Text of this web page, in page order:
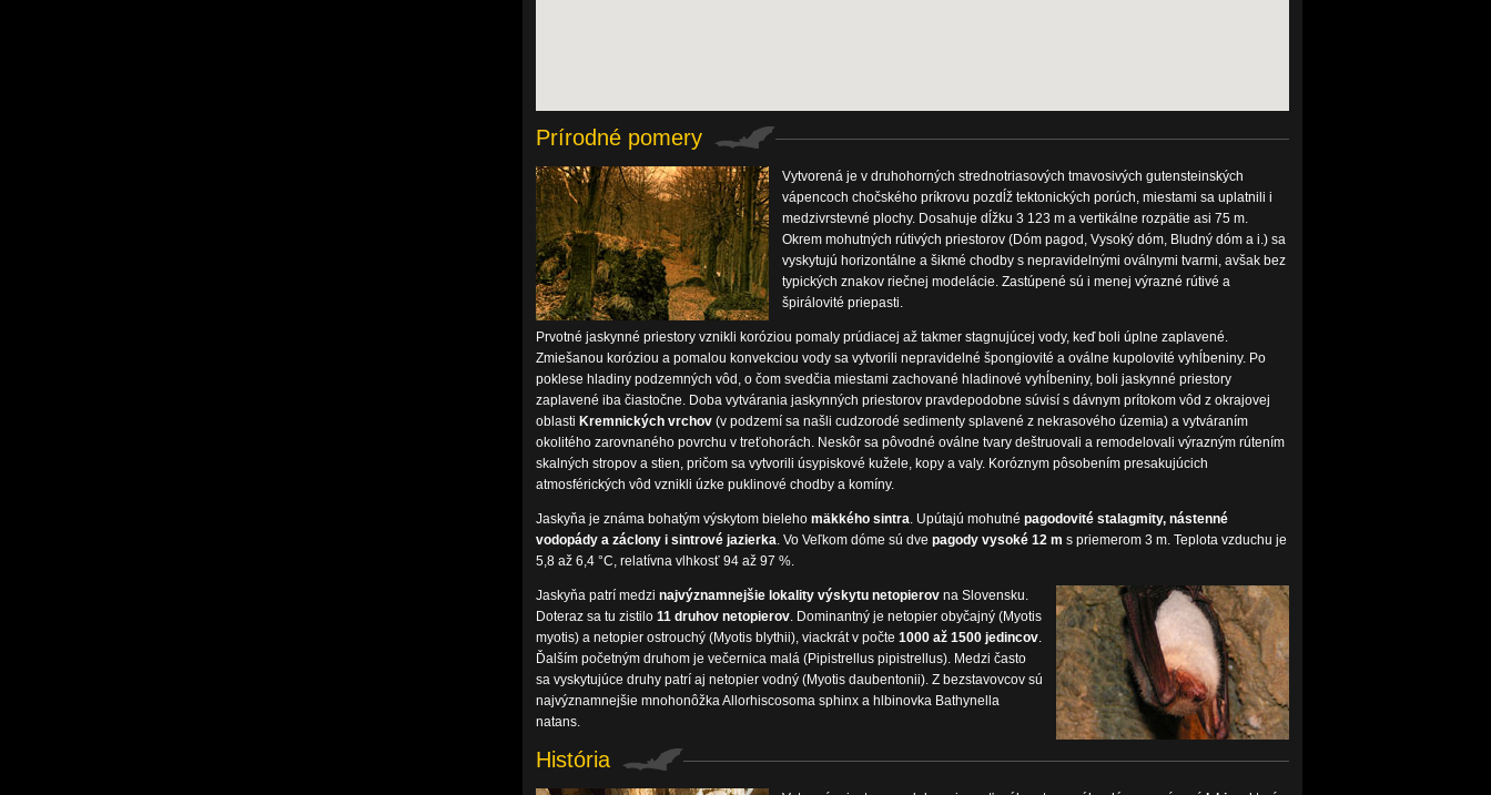
Prírodné pomery
Vytvorená je v druhohorných strednotriasových tmavosivých gutensteinských
vápencoch chočského príkrovu pozdĺž tektonických porúch, miestami sa uplatnili i
medzivrstevné plochy. Dosahuje dĺžku 3 123 m a vertikálne rozpätie asi 75 m.
Okrem mohutných rútivých priestorov (Dóm pagod, Vysoký dóm, Bludný dóm a i.) sa
vyskytujú horizontálne a šikmé chodby s nepravidelnými oválnymi tvarmi, avšak bez
typických znakov riečnej modelácie. Zastúpené sú i menej výrazné rútivé a
špirálovité priepasti.
Prvotné jaskynné priestory vznikli koróziou pomaly prúdiacej až takmer stagnujúcej vody, keď boli úplne zaplavené.
Zmiešanou koróziou a pomalou konvekciou vody sa vytvorili nepravidelné špongiovité a oválne kupolovité vyhĺbeniny. Po
poklese hladiny podzemných vôd, o čom svedčia miestami zachované hladinové vyhĺbeniny, boli jaskynné priestory
zaplavené iba čiastočne. Doba vytvárania jaskynných priestorov pravdepodobne súvisí s dávnym prítokom vôd z okrajovej
oblasti Kremnických vrchov(v podzemí sa našli cudzorodé sedimenty splavené z nekrasového územia) a vytváraním
okolitého zarovnaného povrchu v treťohorách. Neskôr sa pôvodné oválne tvary deštruovali a remodelovali výrazným rútením
skalných stropov a stien, pričom sa vytvorili úsypiskové kužele, kopy a valy. Koróznym pôsobením presakujúcich
atmosférických vôd vznikli úzke puklinové chodby a komíny.
Jaskyňa je známa bohatým výskytom bieleho mäkkého sintra. Upútajú mohutné pagodovité stalagmity, nástenné
vodopády a záclony i sintrové jazierka. Vo Veľkom dóme sú dve pagody vysoké 12 m s priemerom 3 m. Teplota vzduchu je
5,8 až 6,4 °C, relatívna vlhkosť 94 až 97 %.
Jaskyňa patrí medzi najvýznamnejšie lokality výskytu netopierovna Slovensku.
Doteraz sa tu zistilo 11 druhov netopierov. Dominantný je netopier obyčajný (Myotis
myotis) a netopier ostrouchý (Myotis blythii), viackrát v počte 1000 až 1500 jedincov.
Ďalším početným druhom je večernica malá (Pipistrellus pipistrellus). Medzi často
sa vyskytujúce druhy patrí aj netopier vodný (Myotis daubentonii). Z bezstavovcov sú
najvýznamnejšie mnohonôžka Allorhiscosoma sphinx a hlbinovka Bathynella
natans.
História